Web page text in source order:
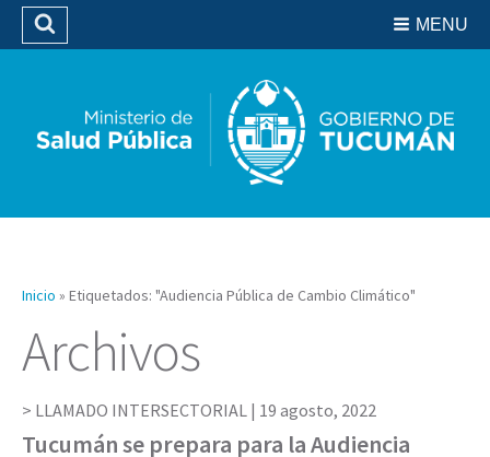
Biblioteca
MENU
Buscar
Inicio » Etiquetados: "Audiencia Pública de Cambio Climático"
Archivos
LLAMADO INTERSECTORIAL | 19 agosto, 2022
Tucumán se prepara para la Audiencia